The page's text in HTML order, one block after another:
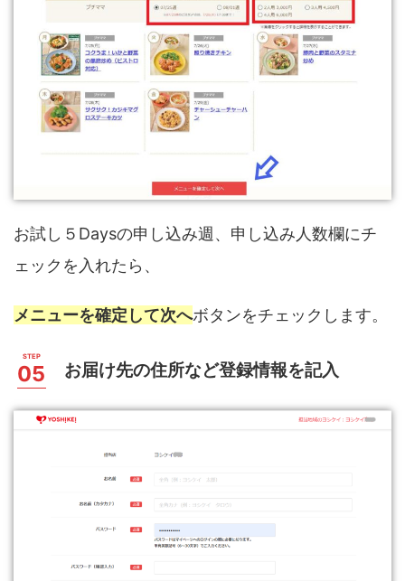
お試し５Daysの申し込み週、申し込み人数欄にチ
ェックを入れたら、
メニューを確定して次へボタンをチェックします。
お届け先の住所など登録情報を記入